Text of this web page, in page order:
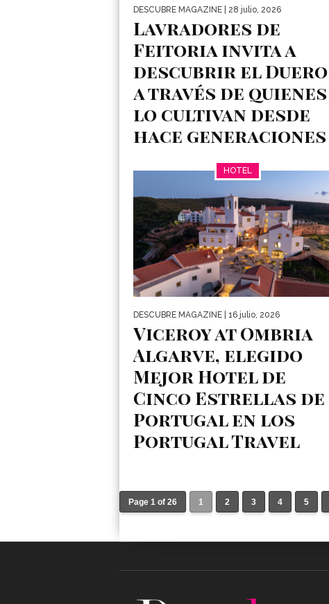
DESCUBRE MAGAZINE | 28 julio, 2026
Lavradores de
Feitoria invita a
descubrir el Duero
a través de quienes
lo cultivan desde
hace generaciones
El Duero puede descubrirse de muchas
maneras: recorriendo sus carreteras,
navegando por el río o disfrutando de una...
HOTEL
DESCUBRE MAGAZINE | 16 julio, 2026
Viceroy at Ombria
Algarve, elegido
Mejor Hotel de
Cinco Estrellas de
Portugal en los
Portugal Travel
El Viceroy at Ombria Algarve ha sido
distinguido como Mejor...
Page 1 of 26 1 2 3 4 5